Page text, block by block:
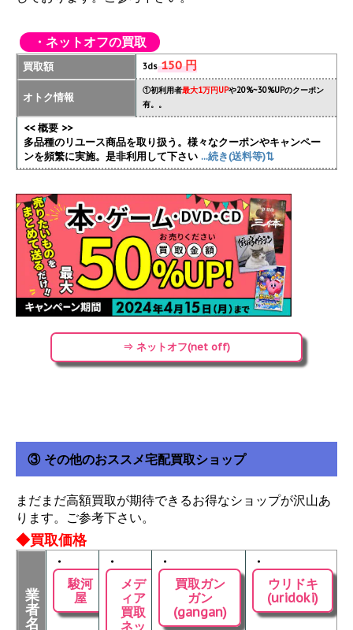
・ネットオフの買取
買取額 3ds150 円
オトク情報
①初利用者最大1万円UPや20%~30%UPのクーポン
有。。
<< 概要 >>
多品種のリユース商品を取り扱う。様々なクーポンやキャンペー
ンを頻繁に実施。是非利用して下さい ...続き(送料等)⇅
⇒ ネットオフ(net off)
③ その他のおススメ宅配買取ショップ
まだまだ高額買取が期待できるお得なショップが沢山あ
ります。ご参考下さい。
◆買取価格
業
者
名
・
駿河
屋
・
メデ
ィア
買取
ネッ
・
買取ガン
ガン
(gangan)
・
ウリドキ
(uridoki)